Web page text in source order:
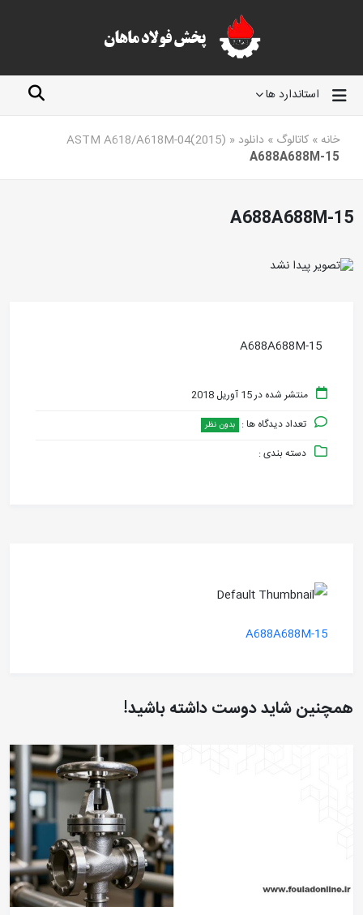
استاندارد ها
خانه » کاتالوگ » دانلود ASTM A618/A618M-04(2015) »
A688A688M-15
A688A688M-15
A688A688M-15
منتشر شده در 15 آوریل 2018
تعداد دیدگاه ها : بدون نظر
دسته بندی :
A688A688M-15
همچنین شاید دوست داشته باشید!